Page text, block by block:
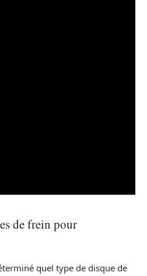
de frein pour
quel type de disque de